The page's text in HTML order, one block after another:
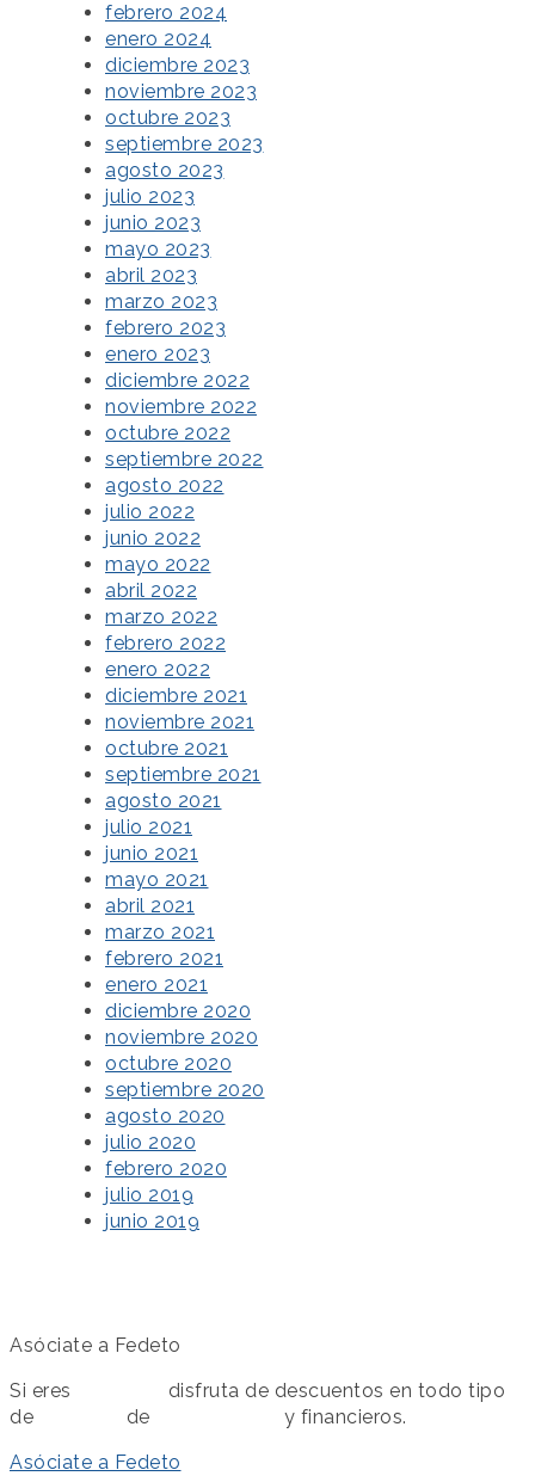
febrero 2024
enero 2024
diciembre 2023
noviembre 2023
octubre 2023
septiembre 2023
agosto 2023
julio 2023
junio 2023
mayo 2023
abril 2023
marzo 2023
febrero 2023
enero 2023
diciembre 2022
noviembre 2022
octubre 2022
septiembre 2022
agosto 2022
julio 2022
junio 2022
mayo 2022
abril 2022
marzo 2022
febrero 2022
enero 2022
diciembre 2021
noviembre 2021
octubre 2021
septiembre 2021
agosto 2021
julio 2021
junio 2021
mayo 2021
abril 2021
marzo 2021
febrero 2021
enero 2021
diciembre 2020
noviembre 2020
octubre 2020
septiembre 2020
agosto 2020
julio 2020
febrero 2020
julio 2019
junio 2019
Asóciate a Fedeto
Si eres
disfruta de descuentos en todo tipo
de
de
y financieros.
Asóciate a Fedeto